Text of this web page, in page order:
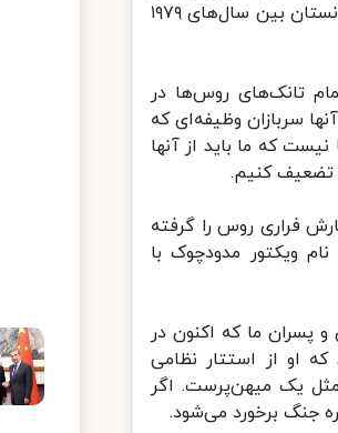
جنگ از دست داده است، بیش از تلفات نیروهای آنها در جنگ ۱۰ ساله افغانستان بین سال‌های ۱۹۷۹
تانک‌های روس‌ها در
سربازان وظیفه‌ای که
که ما باید از آنها
کنیم.
فراری روس را گرفته
مدودچوک با
ما که اکنون در
او از استتار نظامی
یک میهن‌پرست. اگر
جنگ برخورد می‌شود.